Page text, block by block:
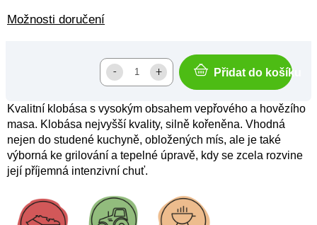
Možnosti doručení
Přidat do košíku
Kvalitní klobása s vysokým obsahem vepřového a hovězího
masa. Klobása nejvyšší kvality, silně kořeněna. Vhodná
nejen do studené kuchyně, obložených mís, ale je také
výborná ke grilování a tepelné úpravě, kdy se zcela rozvine
její příjemná intenzivní chuť.